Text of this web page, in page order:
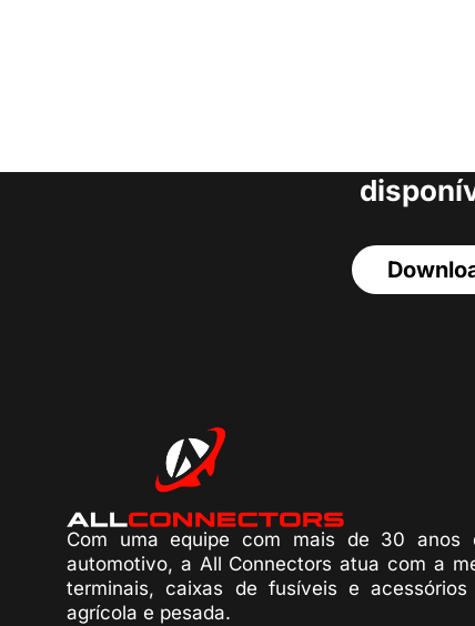
Com uma equipe com mais de 30 anos
automotivo, a All Connectors atua com a
terminais, caixas de fusíveis e
agrícola e pesada.